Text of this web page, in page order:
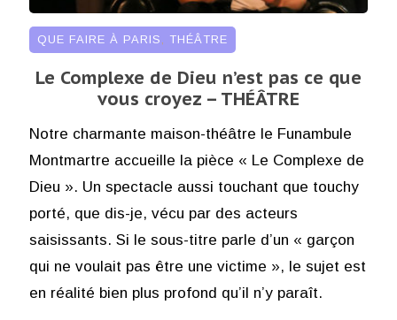
QUE FAIRE À PARIS THÉÂTRE
Le Complexe de Dieu n’est pas ce que
vous croyez – THÉÂTRE
Notre charmante maison-théâtre le Funambule
Montmartre accueille la pièce « Le Complexe de
Dieu ». Un spectacle aussi touchant que touchy
porté, que dis-je, vécu par des acteurs
saisissants. Si le sous-titre parle d’un « garçon
qui ne voulait pas être une victime », le sujet est
en réalité bien plus profond qu’il n’y paraît.